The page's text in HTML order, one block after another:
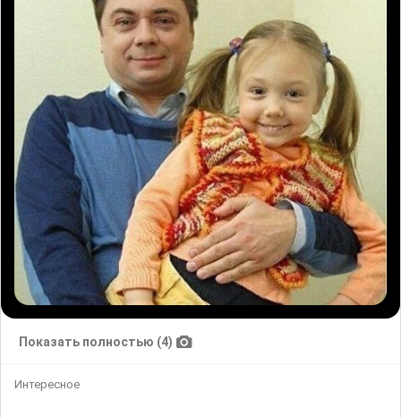
Показать полностью (4)
Интересное